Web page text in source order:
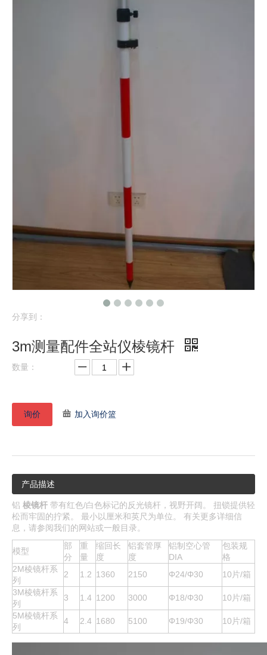
分享到：
3m测量配件全站仪棱镜杆
数量：
询价 加入询价篮
产品描述
铝 棱镜杆 带有红色/白色标记的反光镜杆，视野开阔。 扭锁提供轻
松而牢固的拧紧。 最小以厘米和英尺为单位。 有关更多详细信
息，请参阅我们的网站或一般目录。
模型
部
分
重
量
缩回长
度
铝套管厚
度
铝制空心管
DIA
包装规
格
2M棱镜杆系
列
2 1.2 1360 2150 Φ24/Φ30
10片/箱
3M棱镜杆系
列
3 1.4 1200 3000 Φ18/Φ30
10片/箱
5M棱镜杆系
列
4 2.4 1680 5100 Φ19/Φ30 10片/箱